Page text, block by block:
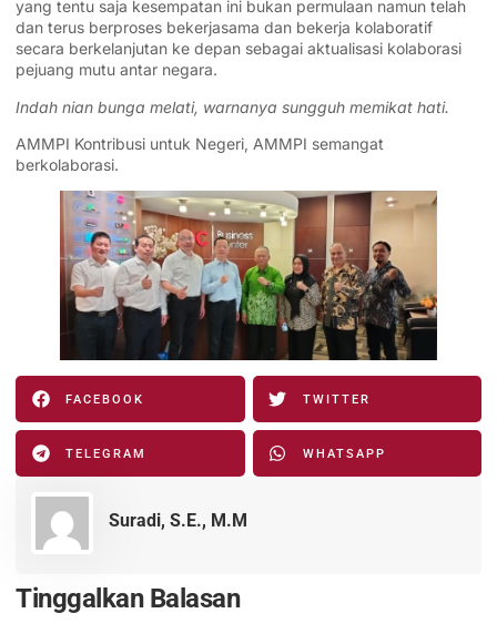
yang tentu saja kesempatan ini bukan permulaan namun telah
dan terus berproses bekerjasama dan bekerja kolaboratif
secara berkelanjutan ke depan sebagai aktualisasi kolaborasi
pejuang mutu antar negara.
Indah nian bunga melati, warnanya sungguh memikat hati.
AMMPI Kontribusi untuk Negeri, AMMPI semangat
berkolaborasi.
FACEBOOK TWITTER
TELEGRAM WHATSAPP
Suradi, S.E., M.M
Tinggalkan Balasan